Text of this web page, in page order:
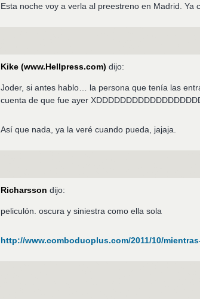
Esta noche voy a verla al preestreno en Madrid. Ya
Kike (www.Hellpress.com) dijo:
Joder, si antes hablo… la persona que tenía las
cuenta de que fue ayer
Así que nada, ya la veré cuando pueda, jajaja.
Richarsson dijo:
peliculón. oscura y siniestra como ella sola
http://www.comboduoplus.com/2011/10/